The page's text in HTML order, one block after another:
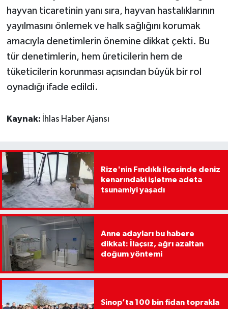
hayvan ticaretinin yanı sıra, hayvan hastalıklarının
yayılmasını önlemek ve halk sağlığını korumak
amacıyla denetimlerin önemine dikkat çekti. Bu
tür denetimlerin, hem üreticilerin hem de
tüketicilerin korunması açısından büyük bir rol
oynadığı ifade edildi.
Kaynak: İhlas Haber Ajansı
Rize'nin Fındıklı ilçesinde deniz
kenarındaki işletme adeta
tsunamiyi yaşadı
Anne adayları bu habere
dikkat: İlaçsız, ağrı azaltan
doğum yöntemi
Sinop’ta 100 bin fidan toprakla